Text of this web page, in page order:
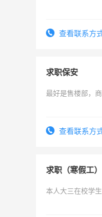
查看联系方
求职保安
最好是售楼部，
查看联系方
求职（寒假工）
本人大三在校学